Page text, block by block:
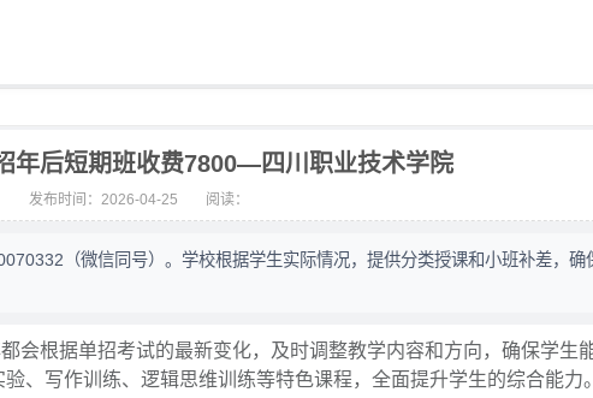
年后短期班收费7800—四川职业技术学院
发布时间：2026-04-25 阅读：
（微信同号）。学校根据学生实际情况，提供分类授课和小班补差，确
根据单招考试的最新变化，及时调整教学内容和方向，确保学生
、写作训练、逻辑思维训练等特色课程，全面提升学生的综合能力。